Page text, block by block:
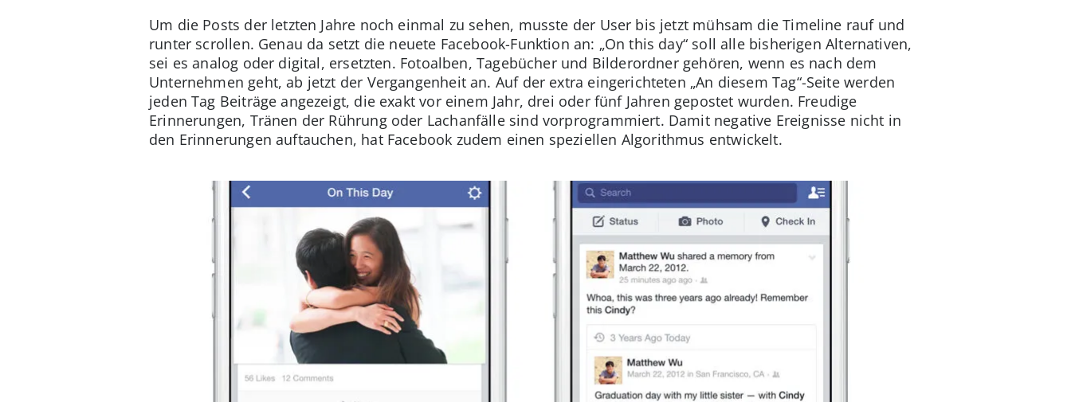
Um die Posts der letzten Jahre noch einmal zu sehen, musste der User bis jetzt mühsam die Timeline rauf und
runter scrollen. Genau da setzt die neuete Facebook-Funktion an: „On this day“ soll alle bisherigen Alternativen,
sei es analog oder digital, ersetzten. Fotoalben, Tagebücher und Bilderordner gehören, wenn es nach dem
Unternehmen geht, ab jetzt der Vergangenheit an. Auf der extra eingerichteten „An diesem Tag“-Seite werden
jeden Tag Beiträge angezeigt, die exakt vor einem Jahr, drei oder fünf Jahren gepostet wurden. Freudige
Erinnerungen, Tränen der Rührung oder Lachanfälle sind vorprogrammiert. Damit negative Ereignisse nicht in
den Erinnerungen auftauchen, hat Facebook zudem einen speziellen Algorithmus entwickelt.